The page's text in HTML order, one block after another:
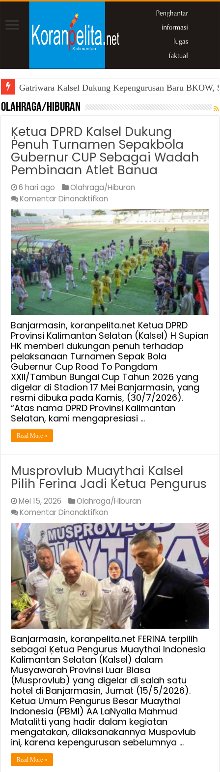
2 Pelaku Jaringan Gembong Narkoba “Miming”
Olahraga/Hiburan
Ķetua DPRD Kalsel Dukung
Penuh Turnamen Sepakbola
Gubernur CUP Sebagai Wadah
Pembinaan Atlet Banua
6 hari ago
Olahraga/Hiburan
Komentar Dinonaktifkan
Ķetua
DPRD
Kalsel
Dukung
Penuh
Turnamen
Sepakbola
Gubernur
CUP
Sebagai
Wadah
Pembinaan
Atlet
Banua
Banjarmasin, koranpelita.net Ketua DPRD
Provinsi Kalimantan Selatan (Kalsel) H Supian
HK memberi dukungan penuh terhadap
pelaksanaan Turnamen Sepak Bola
Gubernur Cup Road To Pangdam
XXII/Tambun Bungai Cup Tahun 2026 yang
digelar di Stadion 17 Mei Banjarmasin, yang
resmi dibuka pada Kamis, (30/7/2026).
“Atas nama DPRD Provinsi Kalimantan
Selatan, kami mengapresiasi …
Read More »
Musprovlub Muaythai Kalsel
Pilih Ferina Jadi Ketua Pengurus
Mei 15, 2026
Olahraga/Hiburan
Komentar Dinonaktifkan
Musprovlub
Muaythai
Kalsel
Pilih
Ferina
Jadi
Ketua
Pengurus
Banjarmasin, koranpelita.net FERINA terpilih
sebagai Ķetua Pengurus Muaythai Indonesia
Kalimantan Selatan (Kalsel) dalam
Musyawarah Provinsi Luar Biasa
(Musprovlub) yang digelar di salah satu
hotel di Banjarmasin, Jumat (15/5/2026).
Ketua Umum Pengurus Besar Muaythai
Indonesia (PBMI) AA LaNyalla Mahmud
Matalitti yang hadir dalam kegiatan
mengatakan, dilaksanakannya Muspovlub
ini, karena kepengurusan sebelumnya …
Read More »